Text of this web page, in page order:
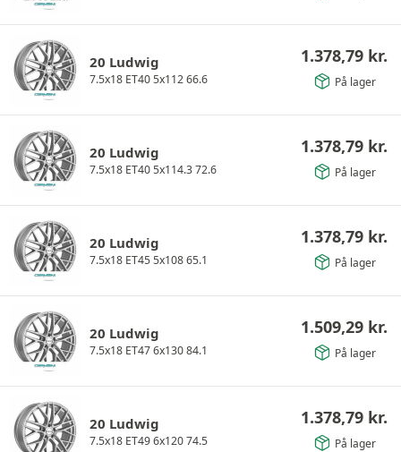
20 Ludwig
7.5x18 ET40 5x112 66.6
1.378,79 kr.
På lager
20 Ludwig
7.5x18 ET40 5x114.3 72.6
1.378,79 kr.
På lager
20 Ludwig
7.5x18 ET45 5x108 65.1
1.378,79 kr.
På lager
20 Ludwig
7.5x18 ET47 6x130 84.1
1.509,29 kr.
På lager
20 Ludwig
7.5x18 ET49 6x120 74.5
1.378,79 kr.
På lager